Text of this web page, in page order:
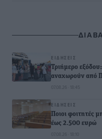
ΕΙΔΉΣΕΙΣ
Τριήμερο
αναχωρούν από
07.08.26 · 18:45
ΕΙΔΉΣΕΙΣ
Ποιοι φοιτητές
έως 2.500 ευρώ
07.08.26 · 18:10